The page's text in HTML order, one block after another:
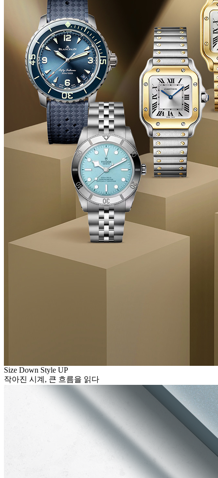
Size Down Style UP
작아진 시계, 큰 흐름을 읽다